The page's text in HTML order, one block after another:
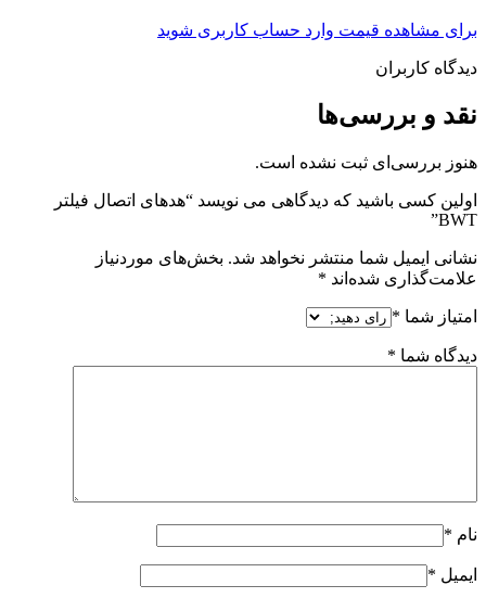
برای مشاهده قیمت وارد حساب کاربری شوید
دیدگاه کاربران
نقد و بررسی‌ها
هنوز بررسی‌ای ثبت نشده است.
اولین کسی باشید که دیدگاهی می نویسد “هدهای اتصال فیلتر
BWT”
نشانی ایمیل شما منتشر نخواهد شد. بخش‌های موردنیاز
علامت‌گذاری شده‌اند *
امتیاز شما *
دیدگاه شما *
نام *
ایمیل *